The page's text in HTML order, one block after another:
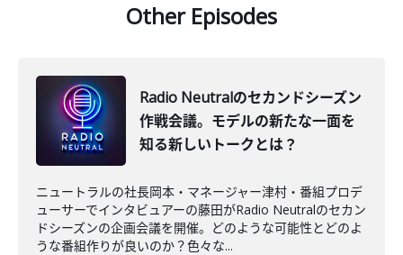
Other Episodes
Radio Neutralのセカンドシーズン
作戦会議。モデルの新たな一面を
知る新しいトークとは？
ニュートラルの社長岡本・マネージャー津村・番組プロデ
ューサーでインタビュアーの藤田がRadio Neutralのセカン
ドシーズンの企画会議を開催。どのような可能性とどのよ
うな番組作りが良いのか？色々な...